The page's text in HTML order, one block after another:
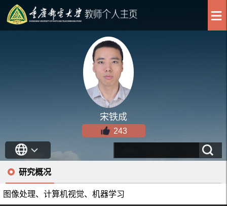
宋铁成
243
研究概况
图像处理、计算机视觉、机器学习